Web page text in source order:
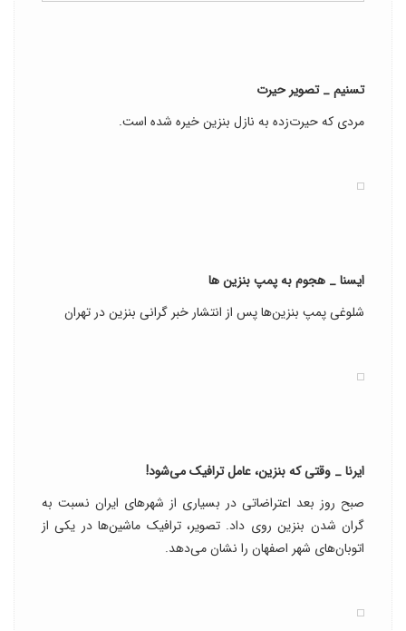
تسنیم _ تصویر حیرت
مردی که حیرت‌زده به نازل بنزین خیره شده است.
ایسنا _ هجوم به پمپ بنزین ها
شلوغی پمپ بنزین‌ها پس از انتشار خبر گرانی بنزین در تهران
ایرنا _ وقتی که بنزین، عامل ترافیک می‌شود!
صبح روز بعد اعتراضاتی در بسیاری از شهرهای ایران نسبت به
گران شدن بنزین روی داد. تصویر، ترافیک ماشین‌ها در یکی از
اتوبان‌های شهر اصفهان را نشان می‌دهد.